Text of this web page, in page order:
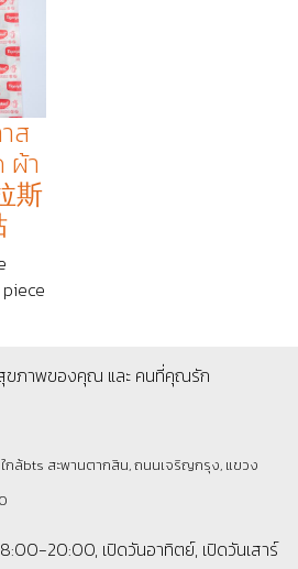
ส
ผ้า
斯
สุขภาพของคุณ และ คนที่คุณรัก
กล้bts สะพานตากสิน, ถนนเจริญกรุง, แขวง
20:00, เปิดวันอาทิตย์, เปิดวันเสาร์